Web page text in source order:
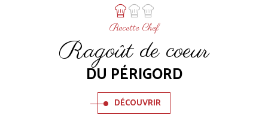
Recette Chef
Ragoût de coeur
DU PÉRIGORD
DÉCOUVRIR